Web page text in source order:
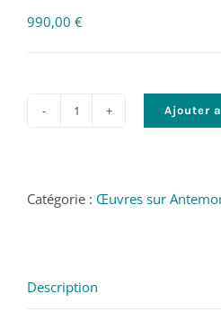
990,00 €
de
James
Ajouter
Catégorie : Œuvres sur
Description